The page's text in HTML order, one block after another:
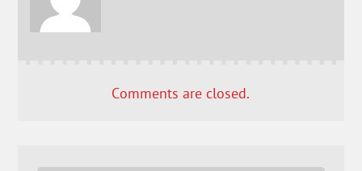
Comments are closed.